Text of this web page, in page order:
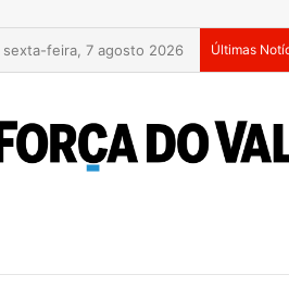
sexta-feira, 7 agosto 2026 Últimas